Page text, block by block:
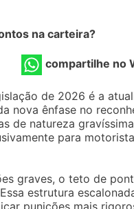
na carteira?
compartilhe no
de 2026 é a
nova ênfase no
de natureza
para
graves, o teto de
estrutura
punições mais